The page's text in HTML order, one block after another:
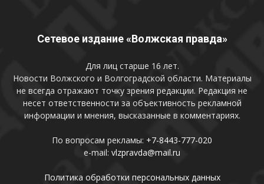
Сетевое издание «Волжская правда»
Для лиц старше 16 лет.
Новости Волжского и Волгоградской области. Материалы
не всегда отражают точку зрения редакции. Редакция не
несет ответственности за объективность рекламной
информации и мнения, высказанные в комментариях.
По вопросам рекламы: +7-8443-777-020
e-mail: vlzpravda@mail.ru
Политика обработки персональных данных